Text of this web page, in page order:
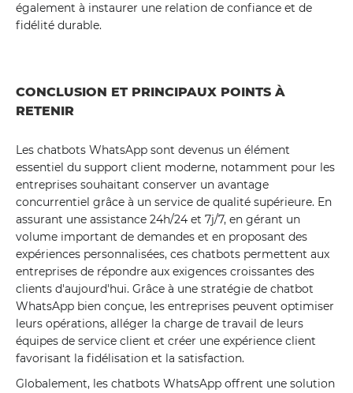
également à instaurer une relation de confiance et de
fidélité durable.
CONCLUSION ET PRINCIPAUX POINTS À
RETENIR
Les chatbots WhatsApp sont devenus un élément
essentiel du support client moderne, notamment pour les
entreprises souhaitant conserver un avantage
concurrentiel grâce à un service de qualité supérieure. En
assurant une assistance 24h/24 et 7j/7, en gérant un
volume important de demandes et en proposant des
expériences personnalisées, ces chatbots permettent aux
entreprises de répondre aux exigences croissantes des
clients d'aujourd'hui. Grâce à une stratégie de chatbot
WhatsApp bien conçue, les entreprises peuvent optimiser
leurs opérations, alléger la charge de travail de leurs
équipes de service client et créer une expérience client
favorisant la fidélisation et la satisfaction.
Globalement, les chatbots WhatsApp offrent une solution